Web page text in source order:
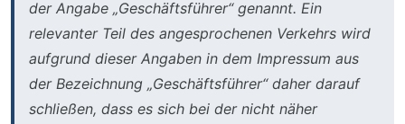
der Angabe „Geschäftsführer“ genannt. Ein
relevanter Teil des angesprochenen Verkehrs wird
aufgrund dieser Angaben in dem Impressum aus
der Bezeichnung „Geschäftsführer“ daher darauf
schließen, dass es sich bei der nicht näher